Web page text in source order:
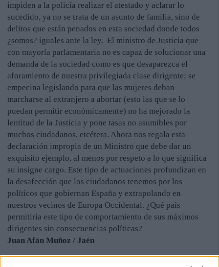
impiden a la policía realizar el atestado y aclarar lo
sucedido, ya no se trata de un asunto de familia, sino de
delitos que están penados en esta sociedad donde todos
¿somos? iguales ante la ley. El ministro de Justicia que
con mayoría parlamentaria no es capaz de solucionar una
demanda de la sociedad como es que desaparezca el
aforamiento de nuestra privilegiada clase dirigente; se
empecina legislando para que las mujeres deban
marcharse al extranjero a abortar (esto las que se lo
puedan permitir económicamente) no ha mejorado la
lentitud de la Justicia y pone tasas no asumibles por
muchos ciudadanos, etcétera. Ahora nos regala esta
declaración impropia de un Ministro que debe dar un
exquisito ejemplo, al menos por respeto a lo que significa
su insigne cargo. Este tipo de actuaciones profundizan en
la desafección que los ciudadanos tenemos por los
políticos que gobiernan España y extrapolando en
nuestros vecinos de Europa Occidental. ¿Qué país
permitiría este tipo de comportamiento de sus máximos
dirigentes sin consecuencias políticas?
Juan Afán Muñoz / Jaén